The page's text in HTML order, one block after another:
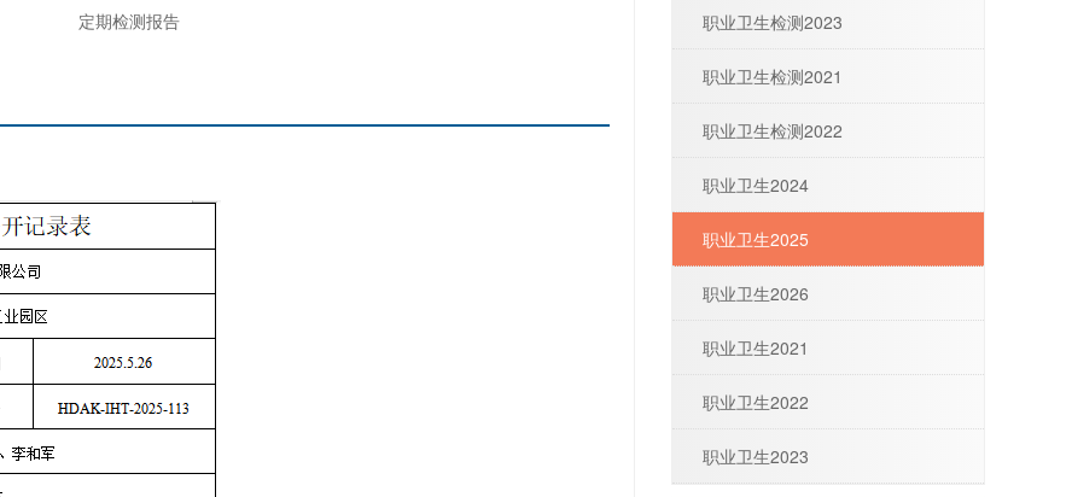
定期检测报告
职业卫生检测2023
职业卫生检测2021
职业卫生检测2022
职业卫生2024
职业卫生2025
职业卫生2026
职业卫生2021
职业卫生2022
职业卫生2023